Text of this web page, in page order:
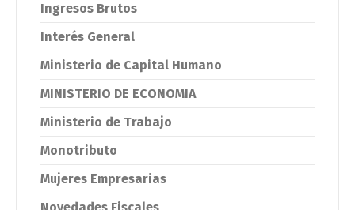
Ingresos Brutos
Interés General
Ministerio de Capital Humano
MINISTERIO DE ECONOMIA
Ministerio de Trabajo
Monotributo
Mujeres Empresarias